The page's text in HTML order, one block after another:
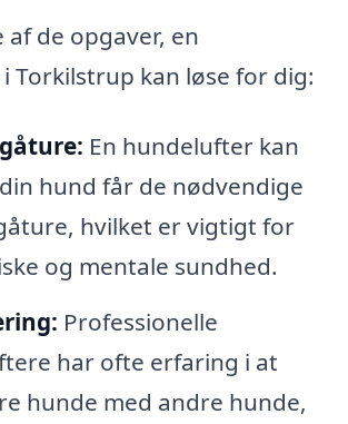
af de opgaver, en
Torkilstrup kan løse for dig:
En hundelufter kan
hund får de nødvendige
hvilket er vigtigt for
og mentale sundhed.
Professionelle
har ofte erfaring i at
hunde med andre hunde,